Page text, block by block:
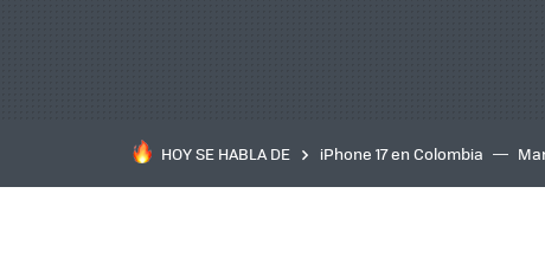
HOY SE HABLA DE iPhone 17 en Colombia
inteligente
IA TCL C8K